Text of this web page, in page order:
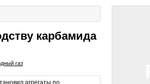
карбамида
газ